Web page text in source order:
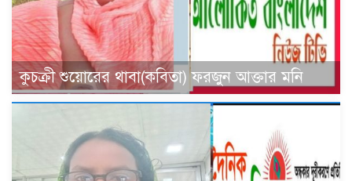
কুচক্রী শুয়োরের থাবা(কবিতা) ফরজুন আক্তার মনি